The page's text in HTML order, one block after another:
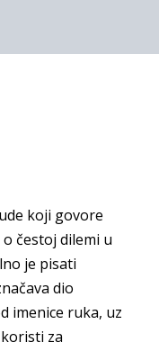
koji govore
čestoj dilemi u
je pisati
dio
imenice ruka, uz
za